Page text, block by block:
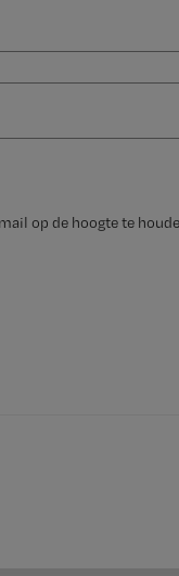
op de hoogte te